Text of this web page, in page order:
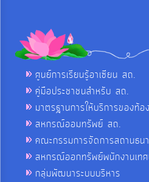
ศูนย์การเรียนรู้อาเซียน สถ.
คู่มือประชาชนสำหรับ สถ.
มาตรฐานการให้บริการของท้อ
สหกรณ์ออมทรัพย์ สถ.
คณะกรรมการจัดการสถานธ
สหกรณ์ออกทรัพย์พนักงานเท
กลุ่มพัฒนาระบบบริหาร